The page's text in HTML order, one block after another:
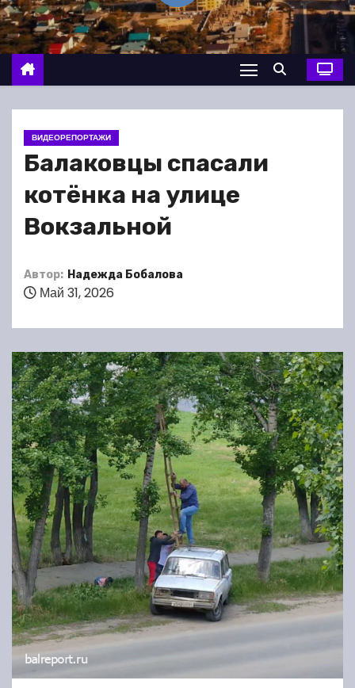
о
м
у
ВИДЕОРЕПОРТАЖИ
Балаковцы спасали
котёнка на улице
Вокзальной
Автор: Надежда Бобалова
Май 31, 2026